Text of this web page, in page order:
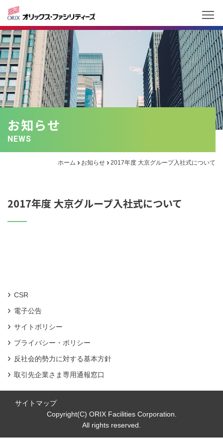
お知らせ
NEWS
ホーム お知らせ 2017年度 大京グループ入社式について
2017年度 大京グループ入社式について
CSR
電子公告
サイトポリシー
プライバシー・ポリシー
反社会的勢力に対する基本方針
取引先企業さま専用通報窓口
サイトマップ
Copyright(C) ORIX Facilities Corporation.
All rights reserved.